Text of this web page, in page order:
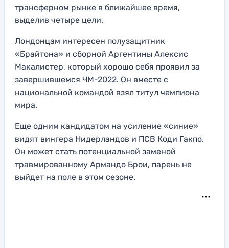
трансферном рынке в ближайшее время,
выделив четыре цели.
Лондонцам интересен полузащитник
«Брайтона» и сборной Аргентины Алексис
Макалистер, который хорошо себя проявил за
завершившемся ЧМ-2022. Он вместе с
национальной командой взял титул чемпиона
мира.
Еще одним кандидатом на усиление «синие»
видят вингера Нидерландов и ПСВ Коди Гакпо.
Он может стать потенциальной заменой
травмированному Армандо Брои, парень не
выйдет на поле в этом сезоне.